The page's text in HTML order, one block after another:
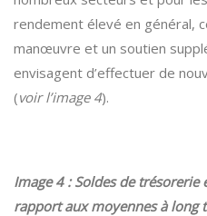
rendement élevé en général,
manœuvre et un soutien
envisagent d’effectuer de
(voir l’image 4).
Image 4 : Soldes de
rapport aux moyennes à long